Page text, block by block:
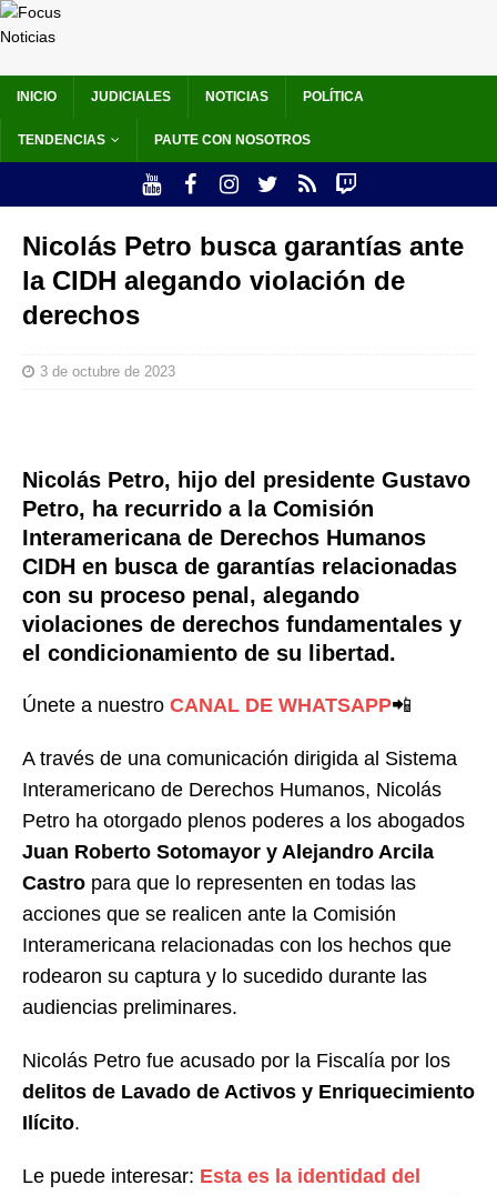
INICIO JUDICIALES NOTICIAS POLÍTICA
TENDENCIAS PAUTE CON NOSOTROS
Nicolás Petro busca garantías ante
la CIDH alegando violación de
derechos
3 de octubre de 2023
Nicolás Petro, hijo del presidente Gustavo
Petro, ha recurrido a la Comisión
Interamericana de Derechos Humanos
CIDH en busca de garantías relacionadas
con su proceso penal, alegando
violaciones de derechos fundamentales y
el condicionamiento de su libertad.
Únete a nuestro CANAL DE WHATSAPP📲
A través de una comunicación dirigida al Sistema
Interamericano de Derechos Humanos, Nicolás
Petro ha otorgado plenos poderes a los abogados
Juan Roberto Sotomayor y Alejandro Arcila
Castro para que lo representen en todas las
acciones que se realicen ante la Comisión
Interamericana relacionadas con los hechos que
rodearon su captura y lo sucedido durante las
audiencias preliminares.
Nicolás Petro fue acusado por la Fiscalía por los
delitos de Lavado de Activos y Enriquecimiento
Ilícito.
Le puede interesar: Esta es la identidad del